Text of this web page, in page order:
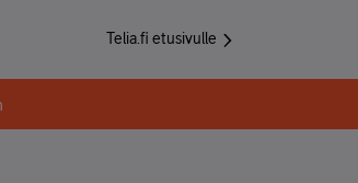
Telia.fi etusivulle